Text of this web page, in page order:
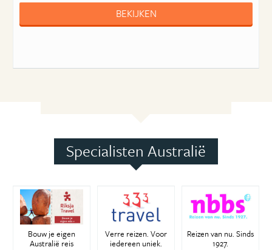
BEKIJKEN
Specialisten Australië
Bouw je eigen
Australië reis
Verre reizen. Voor
iedereen uniek.
Reizen van nu. Sinds
1927.